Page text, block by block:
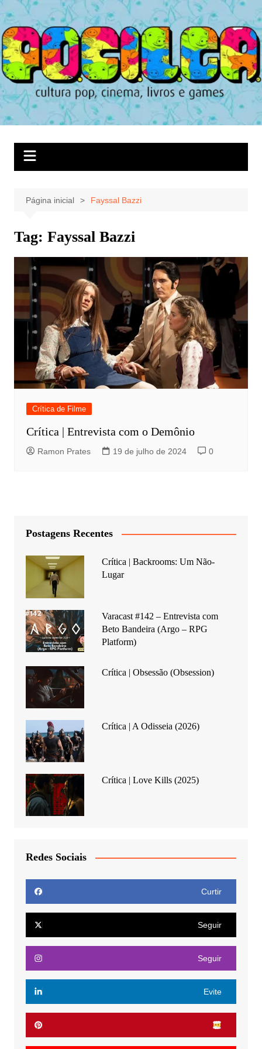
Ir
para
o
conteúdo
Página inicial Fayssal Bazzi
Tag: Fayssal Bazzi
Crítica de Filme
Crítica | Entrevista com o Demônio
Ramon Prates 19 de julho de 2024 0
Postagens Recentes
Crítica | Backrooms: Um Não-
Lugar
Varacast #142 – Entrevista com
Beto Bandeira (Argo – RPG
Platform)
Crítica | Obsessão (Obsession)
Crítica | A Odisseia (2026)
Crítica | Love Kills (2025)
Redes Sociais
Curtir
Seguir
Seguir
Evite